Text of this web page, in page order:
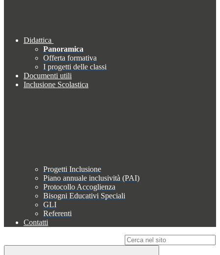
Didattica
Panoramica
Offerta formativa
I progetti delle classi
Documenti utili
Inclusione Scolastica
Progetti Inclusione
Piano annuale inclusività (PAI)
Protocollo Accoglienza
Bisogni Educativi Speciali
GLI
Referenti
Contatti